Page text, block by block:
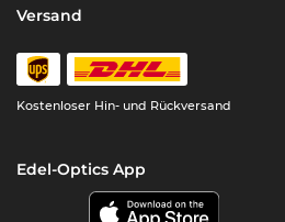
Versand
Kostenloser Hin- und Rückversand
Edel-Optics App